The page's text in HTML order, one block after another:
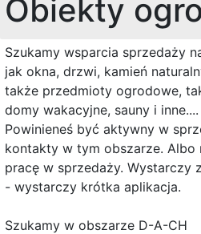
Obiekty
Szukamy wsparcia sprzedaży
jak okna, drzwi, kamień
także przedmioty ogrodowe,
domy wakacyjne, sauny i inne....
Powinieneś być aktywny w
kontakty w tym obszarze. Albo
pracę w sprzedaży. Wystarczy
- wystarczy krótka aplikacja.
Szukamy w obszarze D-A-CH